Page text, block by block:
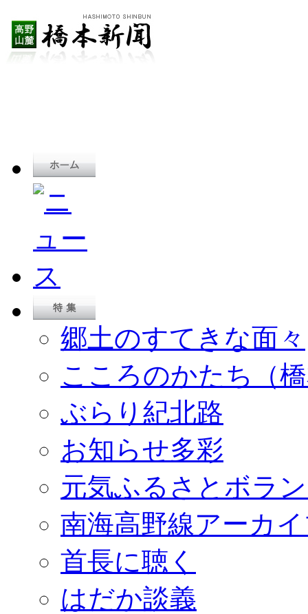
郷土のすてきな面々
こころのかたち（
ぶらり紀北路
お知らせ多彩
元気ふるさとボラ
南海高野線アーカ
首長に聴く
はだか談義